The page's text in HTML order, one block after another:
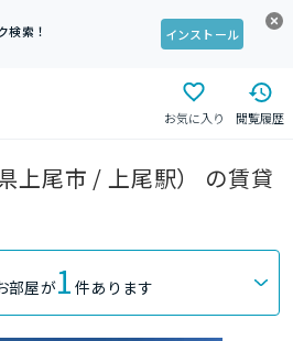
検索！
インストール
お気に入り 閲覧履歴
上尾市 / 上尾駅） の賃貸
部屋が1 件あります